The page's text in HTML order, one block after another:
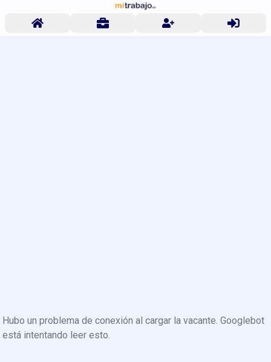
Hubo un problema de conexión al cargar la vacante. Googlebot
está intentando leer esto.